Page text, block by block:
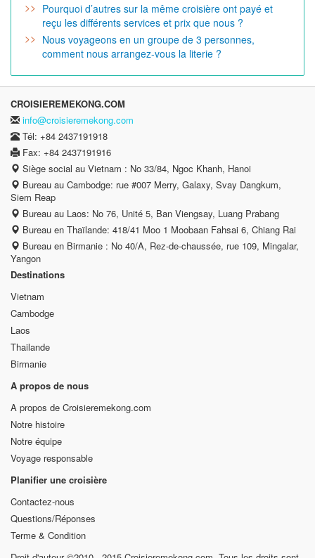
Pourquoi d’autres sur la même croisière ont payé et
reçu les différents services et prix que nous ?
Nous voyageons en un groupe de 3 personnes,
comment nous arrangez-vous la literie ?
CROISIEREMEKONG.COM
info@croisieremekong.com
Tél: +84 2437191918
Fax: +84 2437191916
Siège social au Vietnam : No 33/84, Ngoc Khanh, Hanoi
Bureau au Cambodge: rue #007 Merry, Galaxy, Svay Dangkum,
Siem Reap
Bureau au Laos: No 76, Unité 5, Ban Viengsay, Luang Prabang
Bureau en Thaïlande: 418/41 Moo 1 Moobaan Fahsai 6, Chiang Rai
Bureau en Birmanie : No 40/A, Rez-de-chaussée, rue 109, Mingalar,
Yangon
Destinations
Vietnam
Cambodge
Laos
Thailande
Birmanie
A propos de nous
A propos de Croisieremekong.com
Notre histoire
Notre équipe
Voyage responsable
Planifier une croisière
Contactez-nous
Questions/Réponses
Terme & Condition